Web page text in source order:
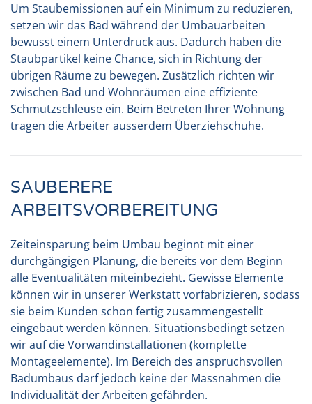
Um Staubemissionen auf ein Minimum zu reduzieren,
setzen wir das Bad während der Umbauarbeiten
bewusst einem Unterdruck aus. Dadurch haben die
Staubpartikel keine Chance, sich in Richtung der
übrigen Räume zu bewegen. Zusätzlich richten wir
zwischen Bad und Wohnräumen eine effiziente
Schmutzschleuse ein. Beim Betreten Ihrer Wohnung
tragen die Arbeiter ausserdem Überziehschuhe.
SAUBERERE
ARBEITSVORBEREITUNG
Zeiteinsparung beim Umbau beginnt mit einer
durchgängigen Planung, die bereits vor dem Beginn
alle Eventualitäten miteinbezieht. Gewisse Elemente
können wir in unserer Werkstatt vorfabrizieren, sodass
sie beim Kunden schon fertig zusammengestellt
eingebaut werden können. Situationsbedingt setzen
wir auf die Vorwandinstallationen (komplette
Montageelemente). Im Bereich des anspruchsvollen
Badumbaus darf jedoch keine der Massnahmen die
Individualität der Arbeiten gefährden.